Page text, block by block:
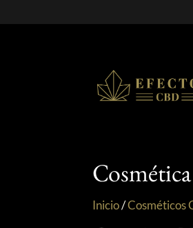
Inicio/Cosméticos